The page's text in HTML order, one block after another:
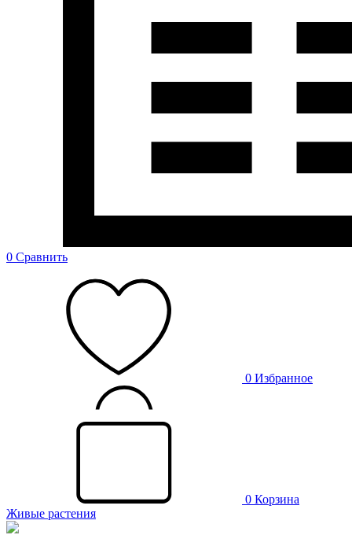
0 Сравнить
0 Избранное
0 Корзина
Живые растения